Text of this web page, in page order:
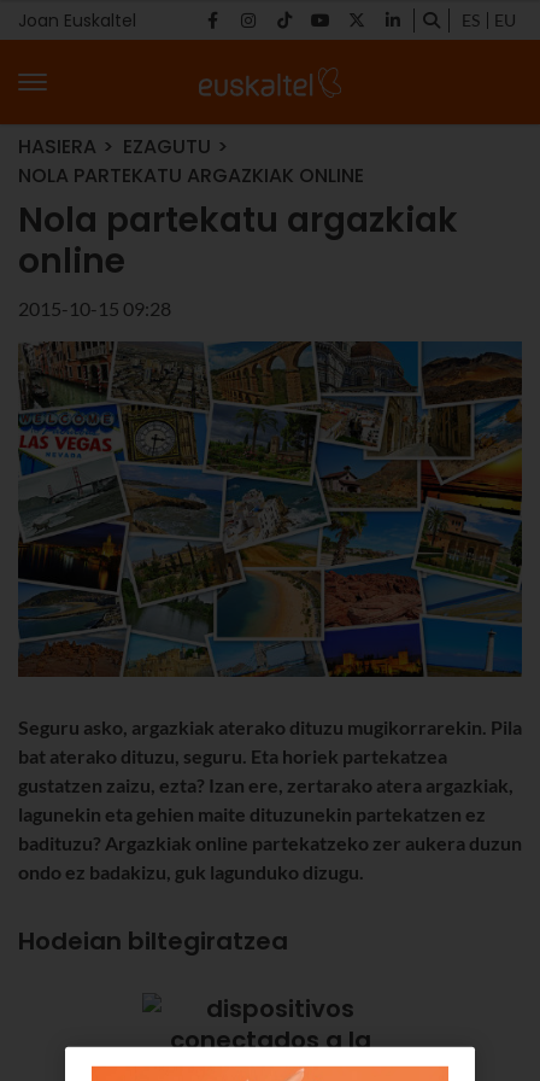
Joan Euskaltel ES EU
HASIERA
EZAGUTU
NOLA PARTEKATU ARGAZKIAK ONLINE
Nola partekatu argazkiak
online
2015-10-15 09:28
Seguru asko, argazkiak aterako dituzu mugikorrarekin. Pila
bat aterako dituzu, seguru. Eta horiek partekatzea
gustatzen zaizu, ezta? Izan ere, zertarako atera argazkiak,
lagunekin eta gehien maite dituzunekin partekatzen ez
badituzu? Argazkiak online partekatzeko zer aukera duzun
ondo ez badakizu, guk lagunduko dizugu.
Hodeian biltegiratzea